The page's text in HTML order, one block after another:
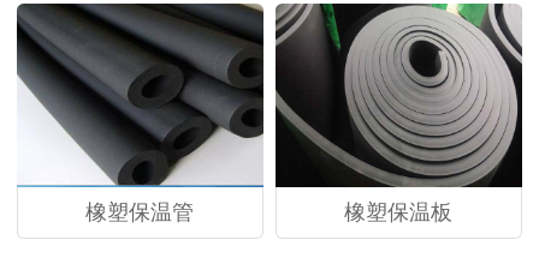
橡塑保温管 橡塑保温板